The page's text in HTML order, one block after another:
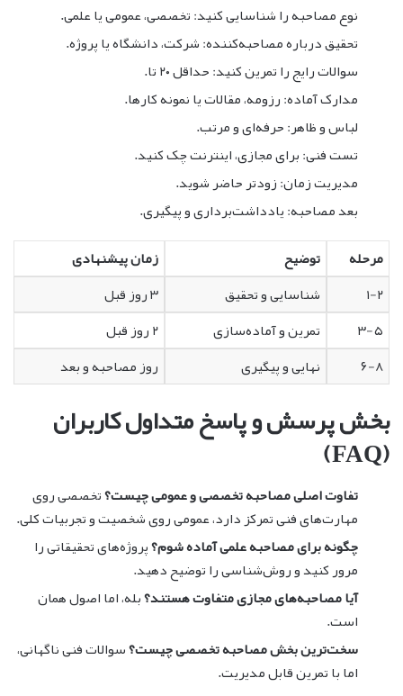
نوع مصاحبه را شناسایی کنید: تخصصی، عمومی یا علمی.
تحقیق درباره مصاحبه‌کننده: شرکت، دانشگاه یا پروژه.
سوالات رایج را تمرین کنید: حداقل ۲۰ تا.
مدارک آماده: رزومه، مقالات یا نمونه کارها.
لباس و ظاهر: حرفه‌ای و مرتب.
تست فنی: برای مجازی، اینترنت چک کنید.
مدیریت زمان: زودتر حاضر شوید.
بعد مصاحبه: یادداشت‌برداری و پیگیری.
مرحله
توضیح
زمان پیشنهادی
۱-۲
شناسایی و تحقیق
۳ روز قبل
۳-۵
تمرین و آماده‌سازی
۲ روز قبل
۶-۸
نهایی و پیگیری روز مصاحبه و بعد
بخش پرسش و پاسخ متداول کاربران
(FAQ)
تفاوت اصلی مصاحبه تخصصی و عمومی چیست؟تخصصی روی
مهارت‌های فنی تمرکز دارد، عمومی روی شخصیت و تجربیات کلی.
چگونه برای مصاحبه علمی آماده شوم؟پروژه‌های تحقیقاتی را
مرور کنید و روش‌شناسی را توضیح دهید.
آیا مصاحبه‌های مجازی متفاوت هستند؟بله، اما اصول همان
است.
سخت‌ترین بخش مصاحبه تخصصی چیست؟سوالات فنی ناگهانی،
اما با تمرین قابل مدیریت.